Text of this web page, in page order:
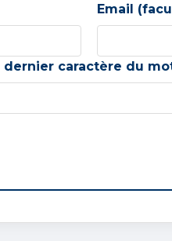
Email
dernier caractère du